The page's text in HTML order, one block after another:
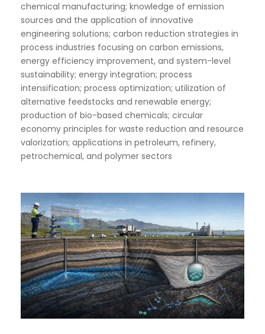
chemical manufacturing; knowledge of emission
sources and the application of innovative
engineering solutions; carbon reduction strategies in
process industries focusing on carbon emissions,
energy efficiency improvement, and system-level
sustainability; energy integration; process
intensification; process optimization; utilization of
alternative feedstocks and renewable energy;
production of bio-based chemicals; circular
economy principles for waste reduction and resource
valorization; applications in petroleum, refinery,
petrochemical, and polymer sectors